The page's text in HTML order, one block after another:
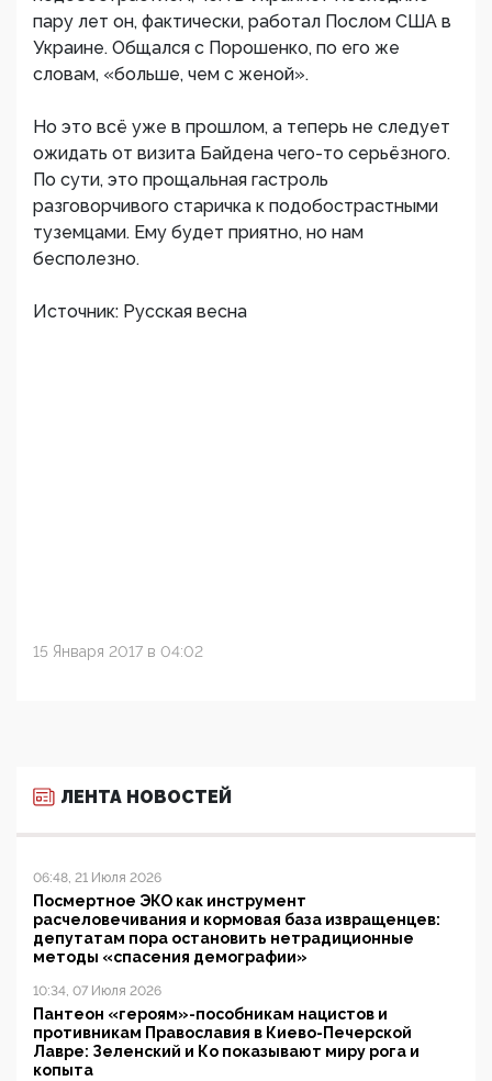
пару лет он, фактически, работал Послом США в
Украине. Общался с Порошенко, по его же
словам, «больше, чем с женой».
Но это всё уже в прошлом, а теперь не следует
ожидать от визита Байдена чего-то серьёзного.
По сути, это прощальная гастроль
разговорчивого старичка к подобострастными
туземцами. Ему будет приятно, но нам
бесполезно.
Источник: Русская весна
15 Января 2017 в 04:02
ЛЕНТА НОВОСТЕЙ
06:48, 21 Июля 2026
Посмертное ЭКО как инструмент
расчеловечивания и кормовая база извращенцев:
депутатам пора остановить нетрадиционные
методы «спасения демографии»
10:34, 07 Июля 2026
Пантеон «героям»-пособникам нацистов и
противникам Православия в Киево-Печерской
Лавре: Зеленский и Ко показывают миру рога и
копыта